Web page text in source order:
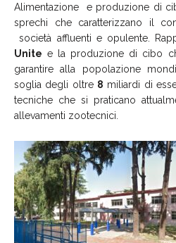
Alimentazione e produzione di
sprechi che caratterizzano il
società affluenti e opulente.
Unite e la produzione di cibo
garantire alla popolazione
soglia degli oltre 8 miliardi di
tecniche che si praticano
allevamenti zootecnici.